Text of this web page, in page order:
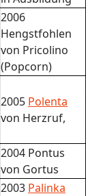
2006
Hengstfohlen
von Pricolino
(Popcorn)
2005 Polenta
von Herzruf,
2004 Pontus
von Gortus
2003 Palinka